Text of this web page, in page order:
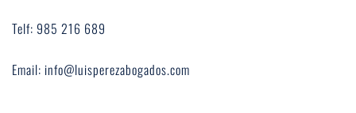
Telf: 985 216 689
Email: info@luisperezabogados.com